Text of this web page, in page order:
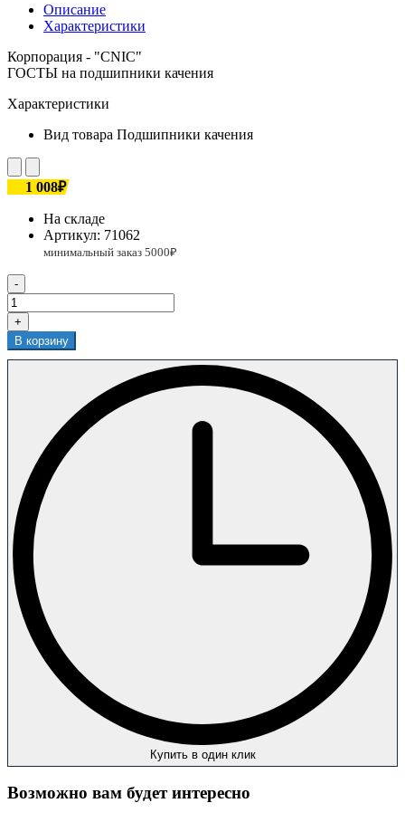
Описание
Характеристики
Корпорация - "CNIC"
ГОСТЫ на подшипники качения
Характеристики
Вид товара Подшипники качения
1 008₽
На складе
Артикул: 71062
-
+
В корзину
Купить в один клик
Возможно вам будет интересно